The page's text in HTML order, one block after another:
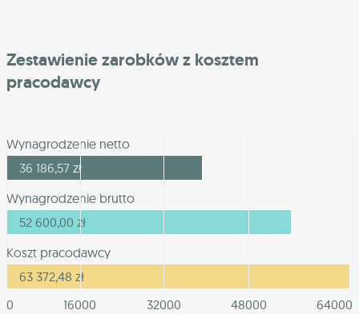
Zestawienie zarobków z kosztem
pracodawcy
Wynagrodzenie netto
36 186,57 zł
Wynagrodzenie brutto
52 600,00 zł
Koszt pracodawcy
63 372,48 zł
0
16000 32000 48000 64000